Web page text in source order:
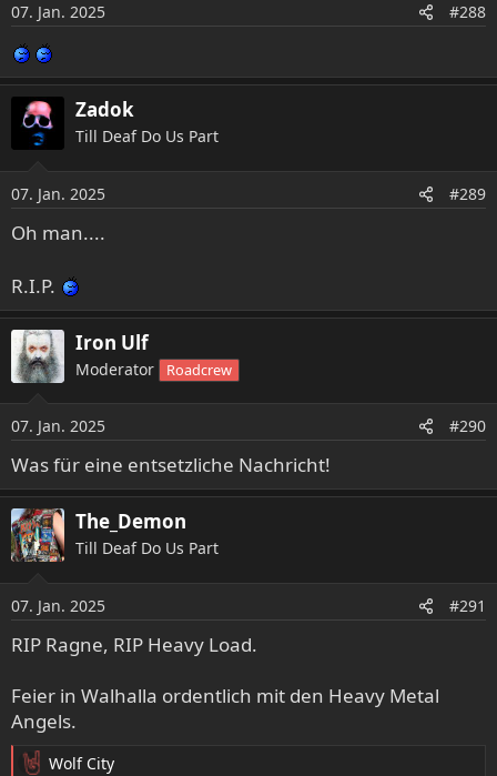
07. Jan. 2025 #288
Zadok
Till Deaf Do Us Part
07. Jan. 2025 #289
Oh man....
R.I.P.
Iron Ulf
Moderator Roadcrew
07. Jan. 2025 #290
Was für eine entsetzliche Nachricht!
The_Demon
Till Deaf Do Us Part
07. Jan. 2025 #291
RIP Ragne, RIP Heavy Load.
Feier in Walhalla ordentlich mit den Heavy Metal
Angels.
Wolf City